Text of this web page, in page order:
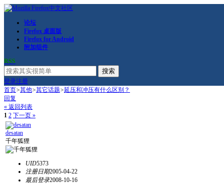
论坛
Firefox 桌面版
Firefox for Android
附加组件
RSS
搜索
登录注册
首页>其他>其它话题>延压和冲压有什么区别？
回复
« 返回列表
1 2 下一页 »
desatan
千年狐狸
UID5373
注册日期2005-04-22
最后登录2008-10-16